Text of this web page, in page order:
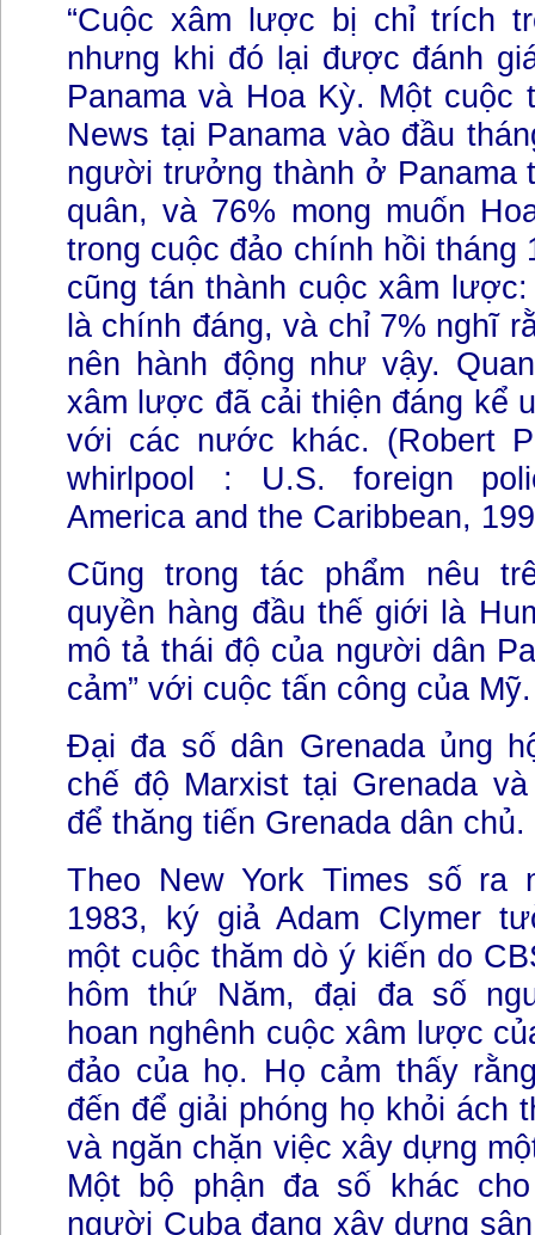
“Cuộc xâm lược bị chỉ trích
nhưng khi đó lại được đánh
Panama và Hoa Kỳ. Một cuộc
News tại Panama vào đầu
người trưởng thành ở Panama
quân, và 76% mong muốn
trong cuộc đảo chính hồi tháng
cũng tán thành cuộc xâm
là chính đáng, và chỉ 7% nghĩ
nên hành động như vậy.
xâm lược đã cải thiện đáng kể
với các nước khác. (Robert
whirlpool : U.S. foreign
America and the Caribbean,
Cũng trong tác phẩm nêu
quyền hàng đầu thế giới là
mô tả thái độ của người dân
cảm” với cuộc tấn công của Mỹ.
Đại đa số dân Grenada ủng
chế độ Marxist tại Grenada
để thăng tiến Grenada dân chủ.
Theo New York Times số ra
1983, ký giả Adam Clymer
một cuộc thăm dò ý kiến do
hôm thứ Năm, đại đa số
hoan nghênh cuộc xâm lược
đảo của họ. Họ cảm thấy
đến để giải phóng họ khỏi ách
và ngăn chặn việc xây dựng
Một bộ phận đa số khác
người Cuba đang xây dựng